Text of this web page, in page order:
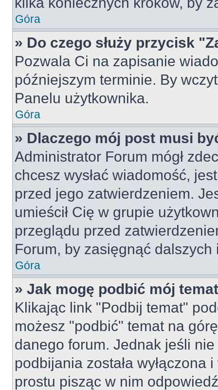
Góra
» Do czego służy przycisk
Pozwala Ci na zapisanie
późniejszym terminie. By
Panelu użytkownika.
Góra
» Dlaczego mój post musi
Administrator Forum mógł
chcesz wysłać wiadomość,
przed jego zatwierdzeniem.
umieścił Cię w grupie
przeglądu przed
Forum, by zasięgnąć dalszych
Góra
» Jak mogę podbić mój
Klikając link "Podbij temat"
możesz "podbić" temat na
danego forum. Jednak jeśli
podbijania została
prostu pisząc w nim